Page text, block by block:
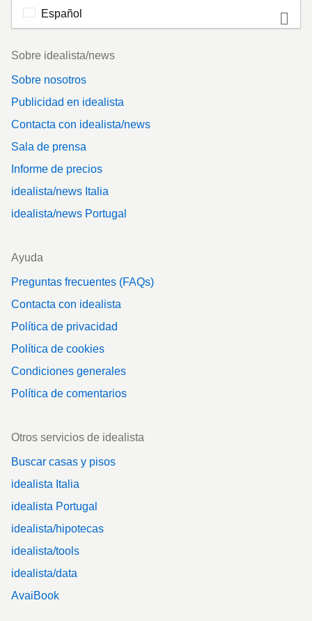
Español
Footer
Sobre idealista/news
Sobre nosotros
Publicidad en idealista
Contacta con idealista/news
Sala de prensa
Informe de precios
idealista/news Italia
idealista/news Portugal
Ayuda
Preguntas frecuentes (FAQs)
Contacta con idealista
Política de privacidad
Política de cookies
Condiciones generales
Política de comentarios
Otros servicios de idealista
Buscar casas y pisos
idealista Italia
idealista Portugal
idealista/hipotecas
idealista/tools
idealista/data
AvaiBook